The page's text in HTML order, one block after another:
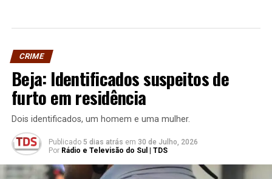
CRIME
Beja: Identificados suspeitos de
furto em residência
Dois identificados, um homem e uma mulher.
Publicado 5 dias atrás em 30 de Julho, 2026
Por Rádio e Televisão do Sul | TDS